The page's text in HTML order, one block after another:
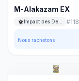
M-Alakazam EX
#118
Nous rachetons